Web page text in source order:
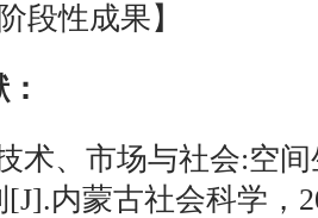
段性成果】
、市场与社会:空间
内蒙古社会科学，